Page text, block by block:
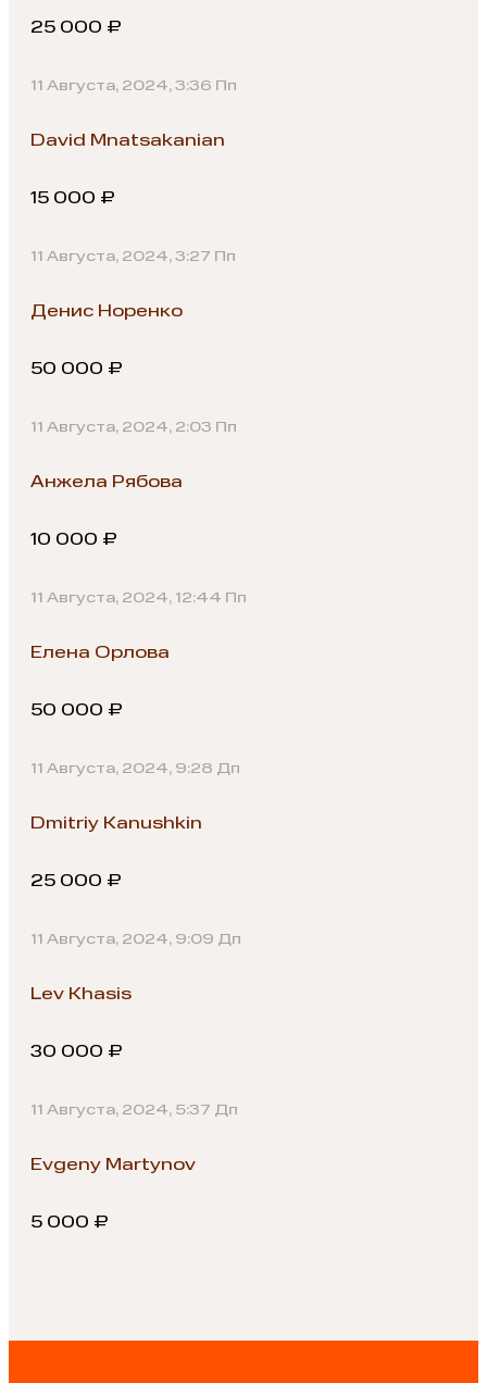
25 000 ₽
11 Августа, 2024, 3:36 Пп
David Mnatsakanian
15 000 ₽
11 Августа, 2024, 3:27 Пп
Денис Норенко
50 000 ₽
11 Августа, 2024, 2:03 Пп
Анжела Рябова
10 000 ₽
11 Августа, 2024, 12:44 Пп
Елена Орлова
50 000 ₽
11 Августа, 2024, 9:28 Дп
Dmitriy Kanushkin
25 000 ₽
11 Августа, 2024, 9:09 Дп
Lev Khasis
30 000 ₽
11 Августа, 2024, 5:37 Дп
Evgeny Martynov
5 000 ₽